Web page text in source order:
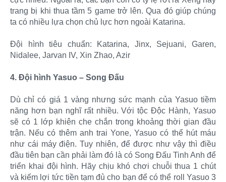
trang bị khi thua tầm 5 game trở lên. Qua đó giúp chúng
ta có nhiều lựa chọn chủ lực hơn ngoài Katarina.
Đội hình tiêu chuẩn: Katarina, Jinx, Sejuani, Garen,
Nidalee, Jarvan IV, Xin Zhao, Azir
4. Đội hình Yasuo – Song Đấu
Dù chỉ có giá 1 vàng nhưng sức mạnh của Yasuo tiềm
năng hơn bạn nghĩ rất nhiều. Với tộc Độc Hành, Yasuo
sẽ có 1 lớp khiên che chắn trong khoảng thời gian đầu
trận. Nếu có thêm anh trai Yone, Yasuo có thể hút máu
như cái máy điện. Tuy nhiên, để được như vậy thì điều
đầu tiên bạn cần phải làm đó là có Song Đấu Tinh Anh để
triển khai đội hình. Hãy chịu khó chơi chuỗi thua 1 chút
và kiếm lợi tức tiền tạm đủ cho bạn để có thể roll Yasuo 3